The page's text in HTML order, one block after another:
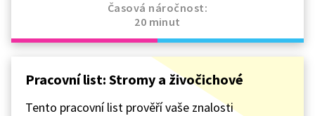
Časová náročnost:
20 minut
Pracovní list: Stromy a živočichové
Tento pracovní list prověří vaše znalosti